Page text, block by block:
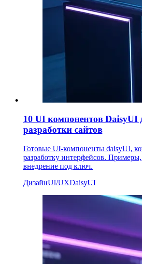
10 UI компонентов DaisyUI
разработки сайтов
Готовые UI-компоненты daisyUI,
разработку интерфейсов.
внедрение под ключ.
ДизайнUI/UXDaisyUI